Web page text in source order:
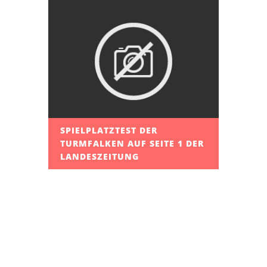
SPIELPLATZTEST DER
TURMFALKEN AUF SEITE 1 DER
LANDESZEITUNG